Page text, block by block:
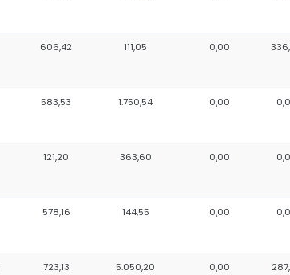
606,42 111,05 0,00
583,53 1.750,54 0,00
121,20 363,60 0,00
578,16 144,55 0,00
723,13 5.050,20 0,00